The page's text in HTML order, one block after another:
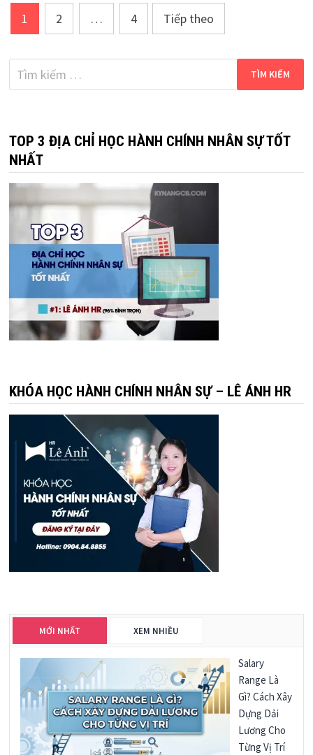
Phân
trang
bài
viết
1 2 … 4 Tiếp theo
Tìm
kiếm
TOP 3 ĐỊA CHỈ HỌC HÀNH CHÍNH NHÂN SỰ TỐT
NHẤT
KHÓA HỌC HÀNH CHÍNH NHÂN SỰ – LÊ ÁNH HR
MỚI NHẤT XEM NHIỀU
Salary
Range Là
Gì? Cách Xây
Dựng Dải
Lương Cho
Từng Vị Trí